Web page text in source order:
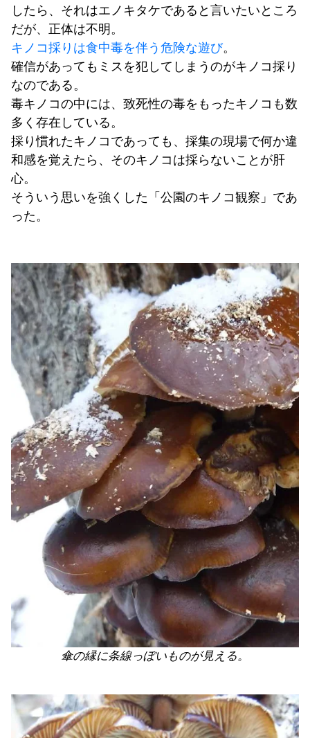
したら、それはエノキタケであると言いたいところ
だが、正体は不明。
キノコ採りは食中毒を伴う危険な遊び。
確信があってもミスを犯してしまうのがキノコ採り
なのである。
毒キノコの中には、致死性の毒をもったキノコも数
多く存在している。
採り慣れたキノコであっても、採集の現場で何か違
和感を覚えたら、そのキノコは採らないことが肝
心。
そういう思いを強くした「公園のキノコ観察」であ
った。
傘の縁に条線っぽいものが見える。